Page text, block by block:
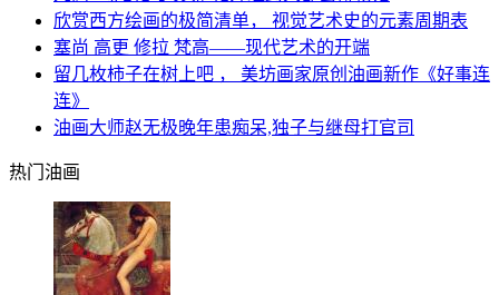
欣赏西方绘画的极简清单， 视觉艺术史的元素周期表
塞尚 高更 修拉 梵高——现代艺术的开端
留几枚柿子在树上吧 ， 美坊画家原创油画新作《好事连
连》
油画大师赵无极晚年患痴呆,独子与继母打官司
热门油画